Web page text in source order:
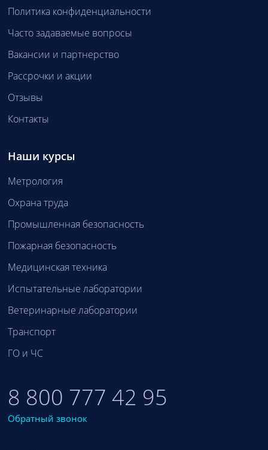
Политика конфиденциальности
Часто задаваемые вопросы
Вакансии и партнерство
Рассрочки и акции
Отзывы
Контакты
Наши курсы
Метрология
Охрана труда
Промышленная безопасность
Пожарная безопасность
Медицинская техника
Испытательные лаборатории
Ветеринарные лаборатории
Транспорт
ГО и ЧС
8 800 777 42 95
Обратный звонок